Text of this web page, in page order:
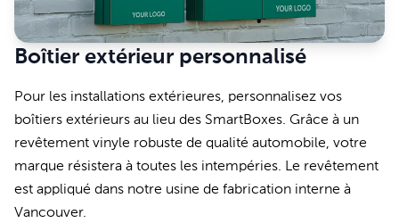
Boîtier extérieur personnalisé
Pour les installations extérieures, personnalisez vos
boîtiers extérieurs au lieu des SmartBoxes. Grâce à un
revêtement vinyle robuste de qualité automobile, votre
marque résistera à toutes les intempéries. Le revêtement
est appliqué dans notre usine de fabrication interne à
Vancouver.